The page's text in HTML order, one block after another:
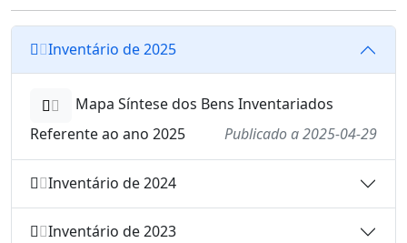
Inventário de 2025
Mapa Síntese dos Bens Inventariados
Referente ao ano 2025
Publicado a 2025-04-29
Inventário de 2024
Inventário de 2023